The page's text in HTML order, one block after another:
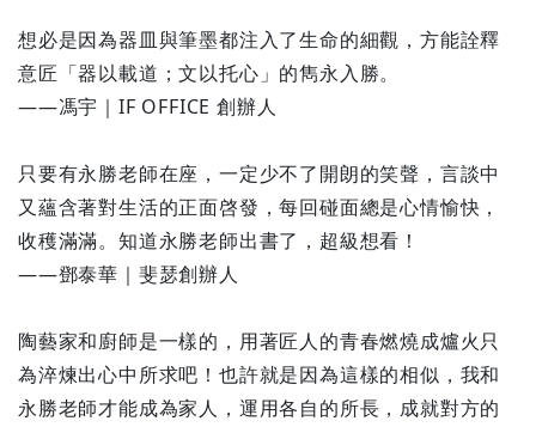
想必是因為器皿與筆墨都注入了生命的細觀，方能詮釋
意匠「器以載道；文以托心」的雋永入勝。
——馮宇｜IF OFFICE 創辦人
只要有永勝老師在座，一定少不了開朗的笑聲，言談中
又蘊含著對生活的正面啓發，每回碰面總是心情愉快，
收穫滿滿。知道永勝老師出書了，超級想看！
——鄧泰華｜斐瑟創辦人
陶藝家和廚師是一樣的，用著匠人的青春燃燒成爐火只
為淬煉出心中所求吧！也許就是因為這樣的相似，我和
永勝老師才能成為家人，運用各自的所長，成就對方的